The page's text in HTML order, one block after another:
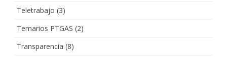
Teletrabajo (3)
Temarios PTGAS (2)
Transparencia (8)